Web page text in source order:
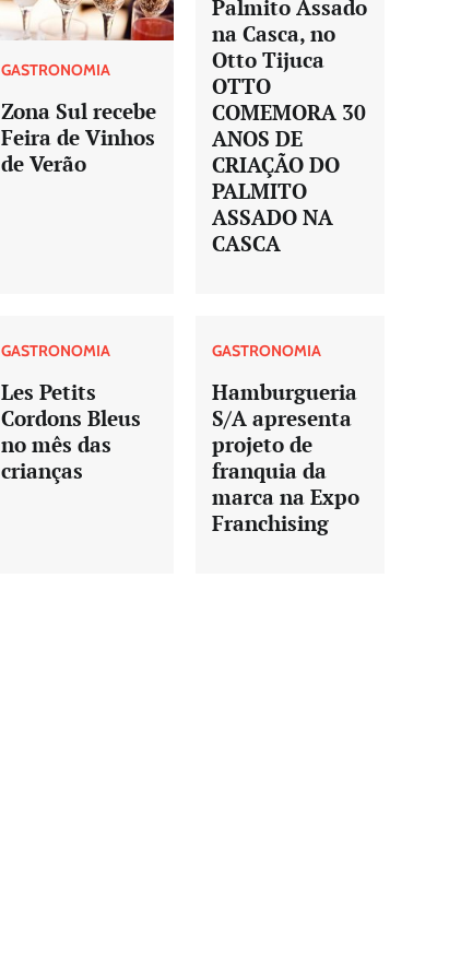
GASTRONOMIA
Zona Sul recebe
Feira de Vinhos
de Verão
Palmito Assado
na Casca, no
Otto Tijuca
OTTO
COMEMORA 30
ANOS DE
CRIAÇÃO DO
PALMITO
ASSADO NA
CASCA
GASTRONOMIA
Les Petits
Cordons Bleus
no mês das
crianças
GASTRONOMIA
Hamburgueria
S/A apresenta
projeto de
franquia da
marca na Expo
Franchising